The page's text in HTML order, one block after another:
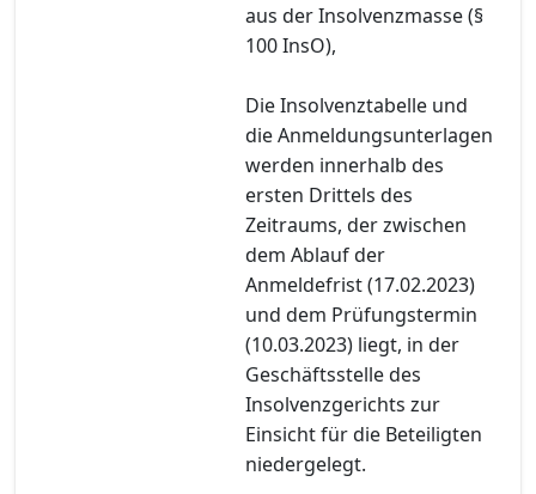
aus der Insolvenzmasse (§
100 InsO),
Die Insolvenztabelle und
die Anmeldungsunterlagen
werden innerhalb des
ersten Drittels des
Zeitraums, der zwischen
dem Ablauf der
Anmeldefrist (17.02.2023)
und dem Prüfungstermin
(10.03.2023) liegt, in der
Geschäftsstelle des
Insolvenzgerichts zur
Einsicht für die Beteiligten
niedergelegt.